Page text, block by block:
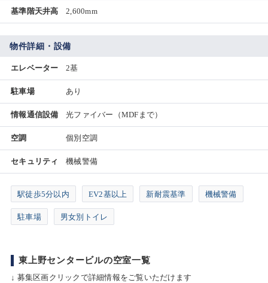
基準階天井高 2,600mm
物件詳細・設備
エレベーター 2基
駐車場 あり
情報通信設備 光ファイバー（MDFまで）
空調 個別空調
セキュリティ 機械警備
駅徒歩5分以内 EV2基以上 新耐震基準 機械警備
駐車場 男女別トイレ
東上野センタービルの空室一覧
↓ 募集区画クリックで詳細情報をご覧いただけます